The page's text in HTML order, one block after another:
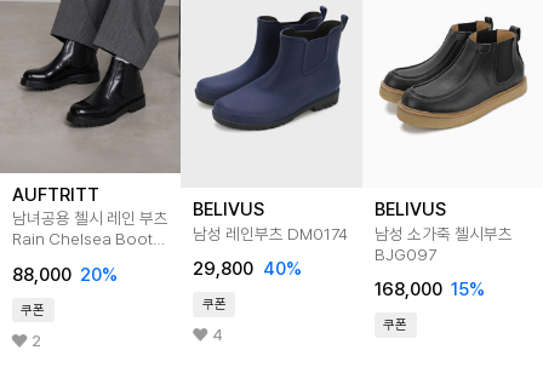
AUFTRITT
남녀공용 첼시 레인 부츠
Rain Chelsea Boots
88,000 20%
쿠폰
2
BELIVUS
남성 레인부츠 DM0174
29,800 40%
쿠폰
4
BELIVUS
남성 소가죽 첼시부츠
BJG097
168,000 15%
쿠폰